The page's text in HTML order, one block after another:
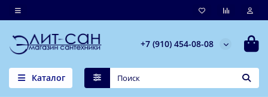
+7 (910) 454-08-08
Каталог